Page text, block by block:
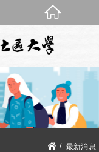
最新消息